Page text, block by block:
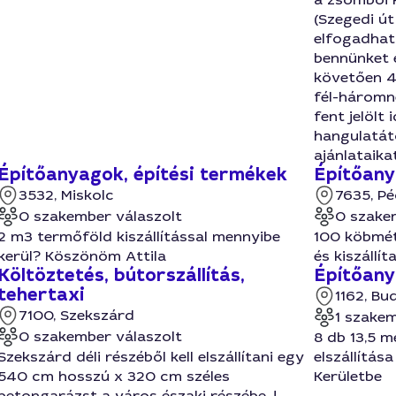
(Szegedi
követően
fél-
fent jelölt
építési termékek
3532, Miskolc
0 szakember válaszolt
m3 termőföld kiszállítással mennyibe
Köszönöm Attila
7635,
0
100
és
bútorszállítás,
7100, Szekszárd
0 szakember válaszolt
déli részéből kell elszállítani egy
cm hosszú x 320 cm széles
1162,
1
8 db 13,5
Kerületbe